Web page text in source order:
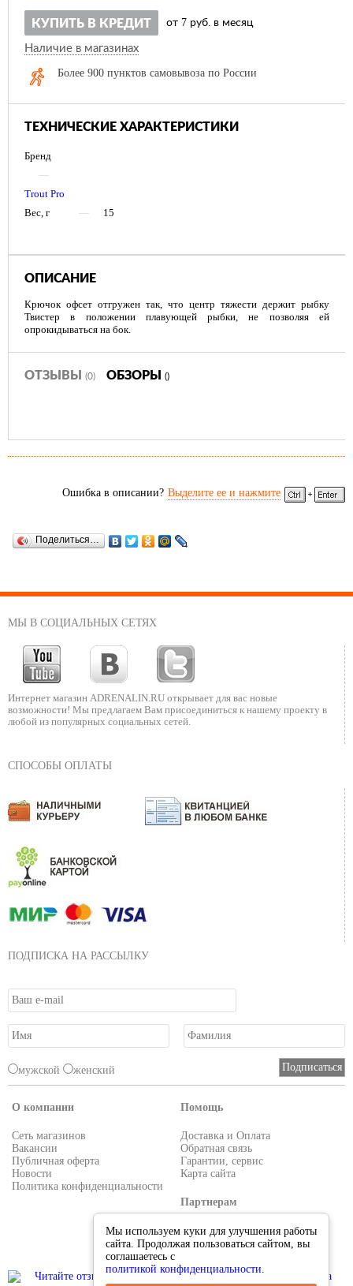
КУПИТЬ В КРЕДИТ от 7 руб. в месяц
Наличие в магазинах
Более 900 пунктов самовывоза по России
ТЕХНИЧЕСКИЕ ХАРАКТЕРИСТИКИ
Бренд
—
Trout Pro
Вес, г
— 15
ОПИСАНИЕ
Крючок офсет отгружен так, что центр тяжести держит рыбку
Твистер в положении плавующей рыбки, не позволяя ей
опрокидываться на бок.
ОТЗЫВЫ (0) ОБЗОРЫ ()
Ошибка в описании? Выделите ее и нажмите
Поделиться…
МЫ В СОЦИАЛЬНЫХ СЕТЯХ
Интернет магазин ADRENALIN.RU открывает для вас новые
возможности! Мы предлагаем Вам присоединиться к нашему проекту в
любой из популярных социальных сетей.
СПОСОБЫ ОПЛАТЫ
ПОДПИСКА НА РАССЫЛКУ
мужской женский
О компании
Сеть магазинов
Вакансии
Публичная оферта
Новости
Политика конфиденциальности
Помощь
Доставка и Оплата
Обратная связь
Гарантии, сервис
Карта сайта
Партнерам
Условия работы
Реквизиты
Мы используем куки для улучшения работы
сайта. Продолжая пользоваться сайтом, вы
соглашаетесь с
политикой конфиденциальности.